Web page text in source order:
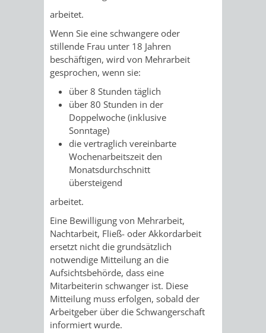
VERMIETE
DOCH
AN
DEINE
STADT
WIEDERVERMIETUNGSPRÄMIE
BÄDER
arbeitet.
Wenn Sie eine schwangere oder
stillende Frau unter 18 Jahren
beschäftigen, wird von Mehrarbeit
gesprochen, wenn sie:
über 8 Stunden täglich
über 80 Stunden in der
Doppelwoche (inklusive
Sonntage)
die vertraglich vereinbarte
Wochenarbeitszeit den
Monatsdurchschnitt
übersteigend
arbeitet.
Eine Bewilligung von Mehrarbeit,
Nachtarbeit, Fließ- oder Akkordarbeit
ersetzt nicht die grundsätzlich
notwendige Mitteilung an die
Aufsichtsbehörde, dass eine
Mitarbeiterin schwanger ist. Diese
Mitteilung muss erfolgen, sobald der
Arbeitgeber über die Schwangerschaft
informiert wurde.